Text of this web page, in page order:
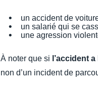
un accident de
un salarié qui se
une agression
À noter que si l’accident
non d’un incident de